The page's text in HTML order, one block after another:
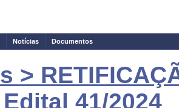
Notícias Documentos
>
41/2024